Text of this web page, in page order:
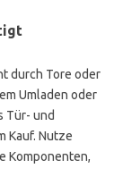
durch Tore oder
Umladen oder
Tür- und
Kauf. Nutze
Komponenten,